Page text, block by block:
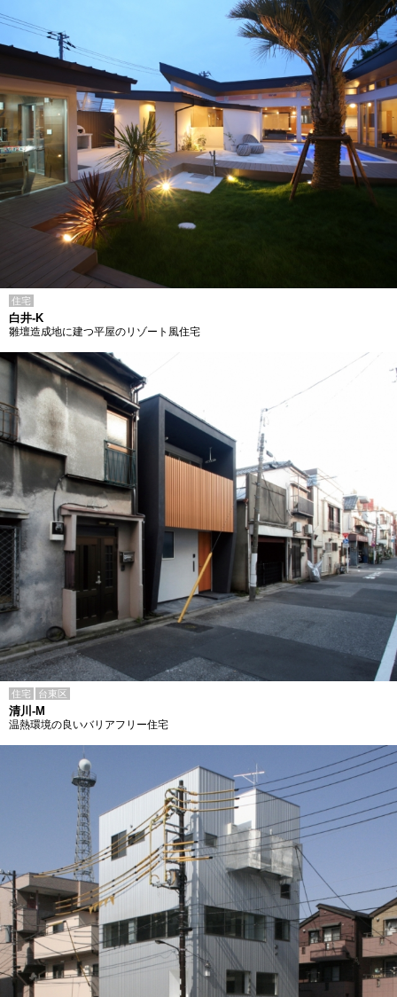
住宅
白井-K
雛壇造成地に建つ平屋のリゾート風住宅
住宅 台東区
清川-M
温熱環境の良いバリアフリー住宅